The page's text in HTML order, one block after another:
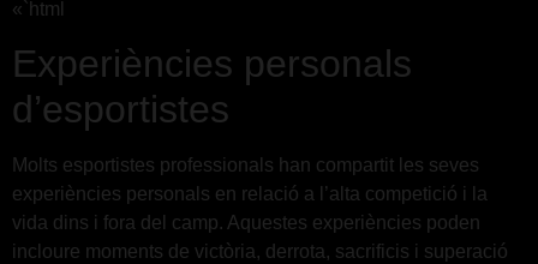
«`html
Experiències personals
d’esportistes
Molts esportistes professionals han compartit les seves
experiències personals en relació a l’alta competició i la
vida dins i fora del camp. Aquestes experiències poden
incloure moments de victòria, derrota, sacrificis i superació